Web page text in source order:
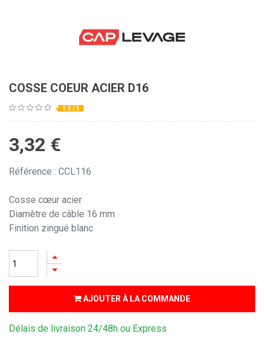
COSSE COEUR ACIER D16
0.0 / 5
3,32 €
Référence : CCL116
Cosse cœur acier
Diamètre de câble 16 mm
Finition zingué blanc
AJOUTER À LA COMMANDE
Délais de livraison 24/48h ou Express